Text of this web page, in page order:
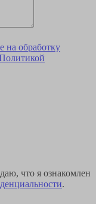
на обработку
что я ознакомлен
.